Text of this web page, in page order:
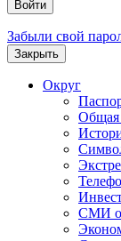
Забыли свой
Закрыть
Округ
Общая
СМИ